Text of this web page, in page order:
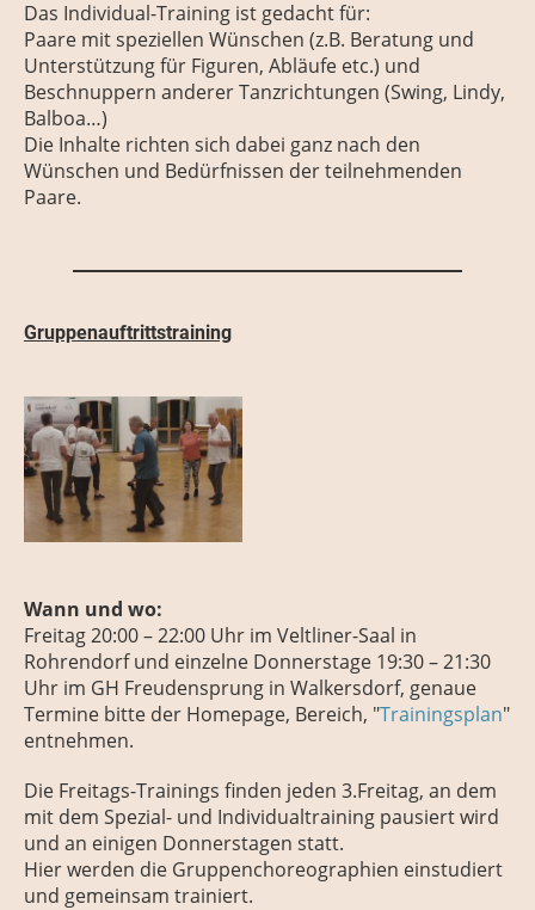
Das Individual-Training ist gedacht für:
Paare mit speziellen Wünschen (z.B. Beratung und
Unterstützung für Figuren, Abläufe etc.) und
Beschnuppern anderer Tanzrichtungen (Swing, Lindy,
Balboa…)
Die Inhalte richten sich dabei ganz nach den
Wünschen und Bedürfnissen der teilnehmenden
Paare.
Gruppenauftrittstraining
Wann und wo:
Freitag20:00 – 22:00 Uhr im Veltliner-Saal in
Rohrendorfund einzelne Donnerstage 19:30 – 21:30
Uhr im GH Freudensprung in Walkersdorf, genaue
Termine bitte der Homepage, Bereich, "Trainingsplan"
entnehmen.
Die Freitags-Trainings finden jeden 3.Freitag, an dem
mit dem Spezial- und Individualtraining pausiert wird
und an einigen Donnerstagen statt.
Hier werden die Gruppenchoreographien einstudiert
und gemeinsam trainiert.